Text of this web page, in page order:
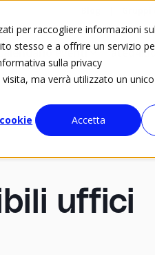
per raccogliere informazioni
stesso e a offrire un servizio
sulla privacy
ma verrà utilizzato un
Accetta
eventi
uffici